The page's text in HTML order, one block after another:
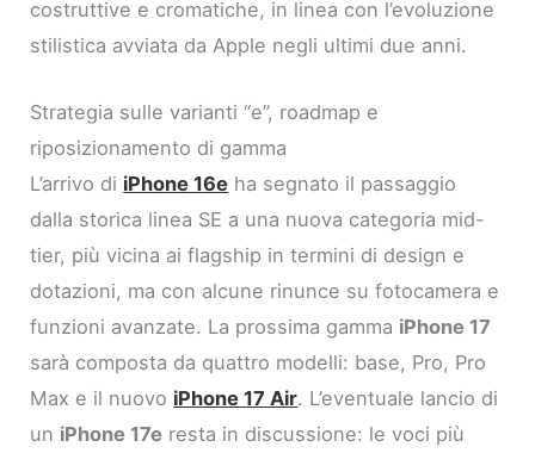
costruttive e cromatiche, in linea con l’evoluzione
stilistica avviata da Apple negli ultimi due anni.
Strategia sulle varianti “e”, roadmap e
riposizionamento di gamma
L’arrivo di iPhone 16e ha segnato il passaggio
dalla storica linea SE a una nuova categoria mid-
tier, più vicina ai flagship in termini di design e
dotazioni, ma con alcune rinunce su fotocamera e
funzioni avanzate. La prossima gamma iPhone 17
sarà composta da quattro modelli: base, Pro, Pro
Max e il nuovo iPhone 17 Air. L’eventuale lancio di
un iPhone 17e resta in discussione: le voci più